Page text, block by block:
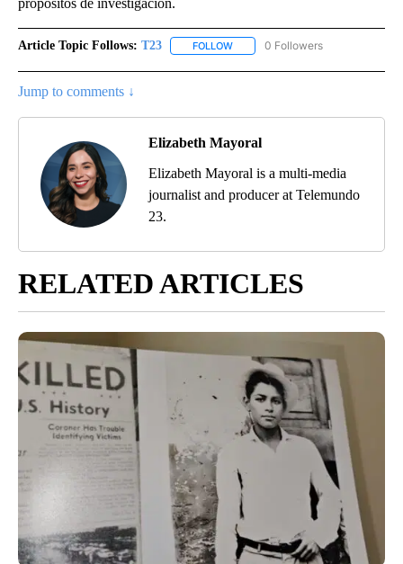
propósitos de investigación.
Article Topic Follows: T23 FOLLOW FOLLOW "T23" TO RECEIVE
0 Followers
Jump to comments ↓
Elizabeth Mayoral
Elizabeth Mayoral is a multi-media
journalist and producer at Telemundo
23.
RELATED ARTICLES